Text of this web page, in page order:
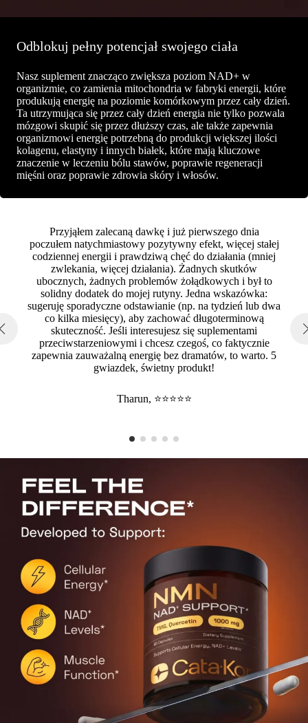
Odblokuj pełny potencjał swojego ciała
Nasz suplement znacząco zwiększa poziom NAD+ w
organizmie, co zamienia mitochondria w fabryki energii, które
produkują energię na poziomie komórkowym przez cały dzień.
Ta utrzymująca się przez cały dzień energia nie tylko pozwala
mózgowi skupić się przez dłuższy czas, ale także zapewnia
organizmowi energię potrzebną do produkcji większej ilości
kolagenu, elastyny i innych białek, które mają kluczowe
znaczenie w leczeniu bólu stawów, poprawie regeneracji
mięśni oraz poprawie zdrowia skóry i włosów.
Przyjąłem zalecaną dawkę i już pierwszego dnia
poczułem natychmiastowy pozytywny efekt, więcej stałej
codziennej energii i prawdziwą chęć do działania (mniej
zwlekania, więcej działania). Żadnych skutków
ubocznych, żadnych problemów żołądkowych i był to
solidny dodatek do mojej rutyny. Jedna wskazówka:
sugeruję sporadyczne odstawianie (np. na tydzień lub dwa
co kilka miesięcy), aby zachować długoterminową
skuteczność. Jeśli interesujesz się suplementami
przeciwstarzeniowymi i chcesz czegoś, co faktycznie
zapewnia zauważalną energię bez dramatów, to warto. 5
gwiazdek, świetny produkt!
Tharun, ⭐⭐⭐⭐⭐